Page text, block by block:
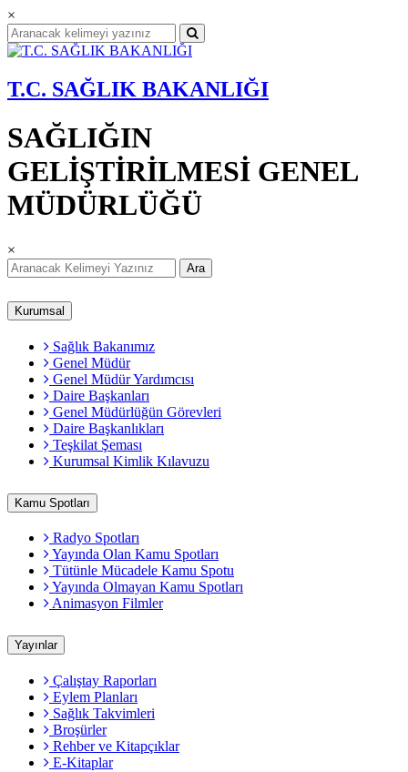
×
T.C. SAĞLIK BAKANLIĞI
SAĞLIĞIN
GELİŞTİRİLMESİ GENEL
MÜDÜRLÜĞÜ
×
Ara
Kurumsal
Sağlık Bakanımız
Genel Müdür
Genel Müdür Yardımcısı
Daire Başkanları
Genel Müdürlüğün Görevleri
Daire Başkanlıkları
Teşkilat Şeması
Kurumsal Kimlik Kılavuzu
Kamu Spotları
Radyo Spotları
Yayında Olan Kamu Spotları
Tütünle Mücadele Kamu Spotu
Yayında Olmayan Kamu Spotları
Animasyon Filmler
Yayınlar
Çalıştay Raporları
Eylem Planları
Sağlık Takvimleri
Broşürler
Rehber ve Kitapçıklar
E-Kitaplar